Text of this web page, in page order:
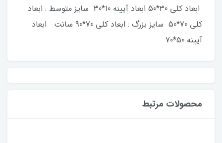
ابعاد کلی 30*50 ابعاد آیینه 10*30 سایز متوسط : ابعاد
کلی 70*50 سایز بزرگ : ابعاد کلی 70*90 سانت ابعاد
آیینه 50*70
محصولات مرتبط